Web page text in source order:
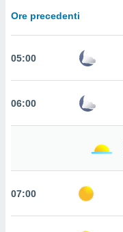
di
per
Ore precedenti
05:00
06:00
07:00